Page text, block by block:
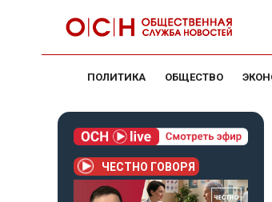
ПОЛИТИКА ОБЩЕСТВО
ЧЕСТНО ГОВОРЯ